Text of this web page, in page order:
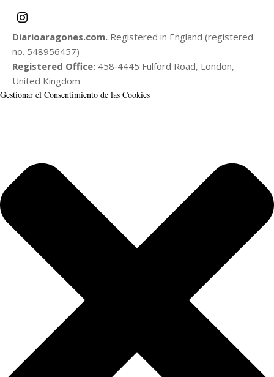
Diarioaragones.com. Registered in England (registered
no. 548956457)
Registered Office: 458‑4445 Fulford Road, London,
United Kingdom
Gestionar el Consentimiento de las Cookies